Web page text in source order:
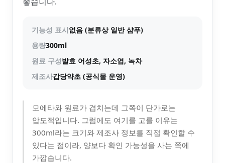
기능성 표시없음 (분류상 일반 샴푸)
용량300ml
원료 구성발효 어성초, 자소엽, 녹차
제조사갑당약초 (공식몰 운영)
모에타와 원료가 겹치는데 그쪽이 단가로는
압도적입니다. 그럼에도 여기를 고를 이유는
300ml라는 크기와 제조사 정보를 직접 확인할 수
있다는 점이라, 양보다 확인 가능성을 사는 쪽에
가깝습니다.